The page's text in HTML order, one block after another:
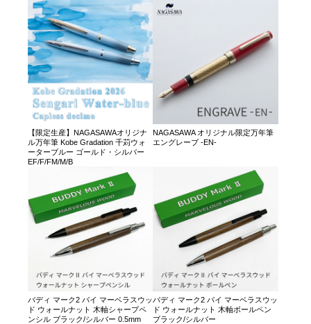
【限定生産】NAGASAWAオリジナ
ル万年筆 Kobe Gradation 千苅ウォ
ーターブルー ゴールド・シルバー
EF/F/FM/M/B
NAGASAWA オリジナル限定万年筆
エングレーブ -EN-
バディ マーク2 バイ マーベラスウッ
ド ウォールナット 木軸シャープペ
ンシル ブラック/シルバー 0.5mm
バディ マーク2 バイ マーベラスウッ
ド ウォールナット 木軸ボールペン
ブラック/シルバー